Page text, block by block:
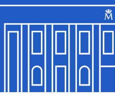
Mostrar/Ocultar
Mostrar/Ocultar
Mostrar/Ocultar